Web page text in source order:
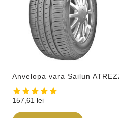
Anvelopa vara Sailun
157,61 lei